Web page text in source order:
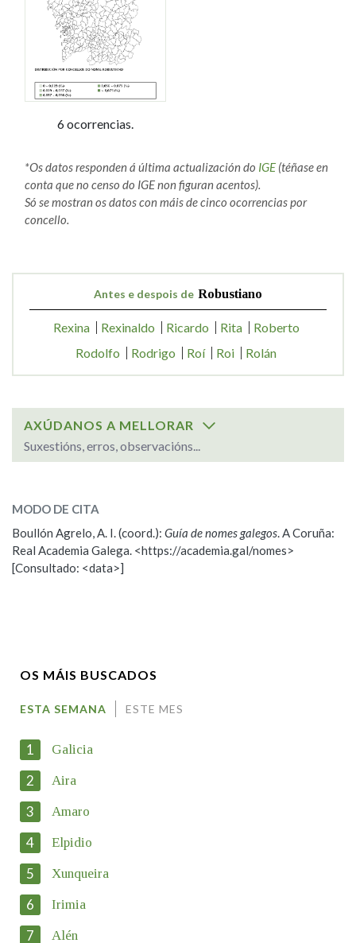
6 ocorrencias.
*Os datos responden á última actualización do IGE (téñase en
conta que no censo do IGE non figuran acentos).
Só se mostran os datos con máis de cinco ocorrencias por
concello.
Antes e despois de Robustiano
Rexina Rexinaldo Ricardo Rita
Roberto
Rodolfo
Rodrigo Roí Roi Rolán
AXÚDANOS A MELLORAR
Suxestións, erros, observacións...
Robustiano
ESCOLLE UNHA OPCIÓN:
Observación
Enderezo electrónico
Motivación
MODO DE CITA
Boullón Agrelo, A. I. (coord.): Guía de nomes galegos. A Coruña:
Real Academia Galega. <https://academia.gal/nomes>
[Consultado: <data>]
OS MÁIS BUSCADOS
ESTA SEMANA ESTE MES
1 Galicia
2 Aira
3 Amaro
4 Elpidio
5 Xunqueira
6 Irimia
7 Alén